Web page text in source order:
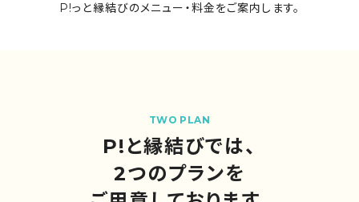
P!っと縁結びのメニュー・料金をご案内します。
TWO PLAN
P!と縁結びでは、
2つのプランを